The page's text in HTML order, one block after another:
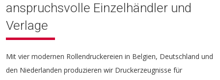
anspruchsvolle Einzelhändler und
Verlage
Mit vier modernen Rollendruckereien in Belgien, Deutschland und
den Niederlanden produzieren wir Druckerzeugnisse für